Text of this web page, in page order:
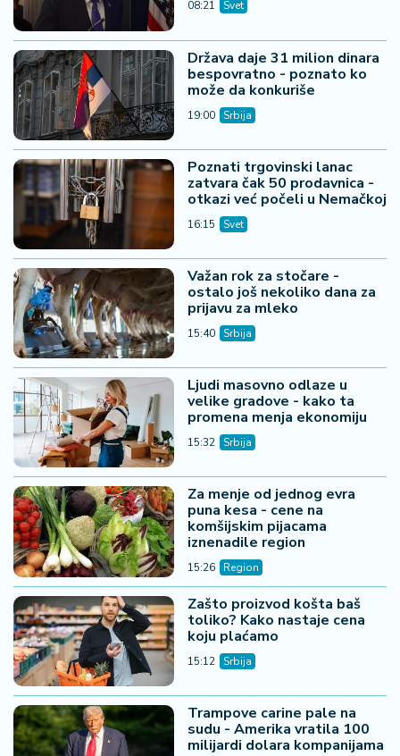
08:21 Svet
Država daje 31 milion dinara
bespovratno - poznato ko
može da konkuriše
19:00 Srbija
Poznati trgovinski lanac
zatvara čak 50 prodavnica -
otkazi već počeli u Nemačkoj
16:15 Svet
Važan rok za stočare -
ostalo još nekoliko dana za
prijavu za mleko
15:40 Srbija
Ljudi masovno odlaze u
velike gradove - kako ta
promena menja ekonomiju
15:32 Srbija
Za menje od jednog evra
puna kesa - cene na
komšijskim pijacama
iznenadile region
15:26 Region
Zašto proizvod košta baš
toliko? Kako nastaje cena
koju plaćamo
15:12 Srbija
Trampove carine pale na
sudu - Amerika vratila 100
milijardi dolara kompanijama